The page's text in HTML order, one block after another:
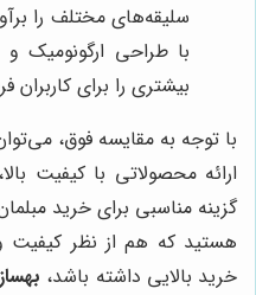
سلیقه‌های مختلف را
با طراحی ارگونومیک و
بیشتری را برای کاربران
با توجه به مقایسه فوق،
ارائه محصولاتی با کیفیت
گزینه مناسبی برای خرید
هستید که هم از نظر کیفیت
خرید بالایی داشته باشد،